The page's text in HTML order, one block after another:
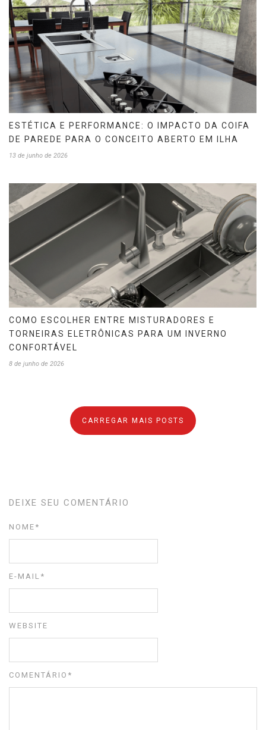
ESTÉTICA E PERFORMANCE: O IMPACTO DA COIFA
DE PAREDE PARA O CONCEITO ABERTO EM ILHA
13 de junho de 2026
COMO ESCOLHER ENTRE MISTURADORES E
TORNEIRAS ELETRÔNICAS PARA UM INVERNO
CONFORTÁVEL
8 de junho de 2026
CARREGAR MAIS POSTS
DEIXE SEU COMENTÁRIO
COMENTÁRIO *
NOME *
E-MAIL *
WEBSITE